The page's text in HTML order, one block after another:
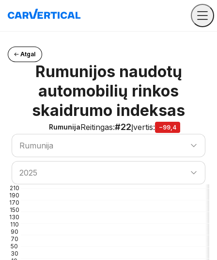
Atgal
Rumunijos naudotų
automobilių rinkos
skaidrumo indeksas
RumunijaReitingas:#22Įvertis: −99,4
Ieškoti šalies
Rumunija
Ieškoti šalies
2025
210
190
170
150
130
110
90
70
50
30